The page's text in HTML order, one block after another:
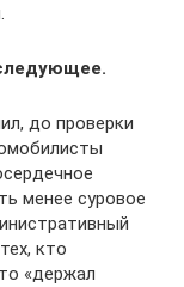
до проверки
менее суровое
кто
«держал